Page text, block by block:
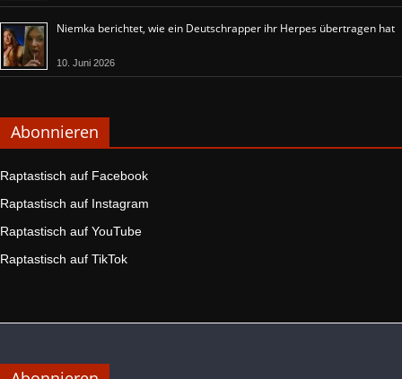
Niemka berichtet, wie ein Deutschrapper ihr Herpes übertragen hat
10. Juni 2026
Abonnieren
Raptastisch auf Facebook
Raptastisch auf Instagram
Raptastisch auf YouTube
Raptastisch auf TikTok